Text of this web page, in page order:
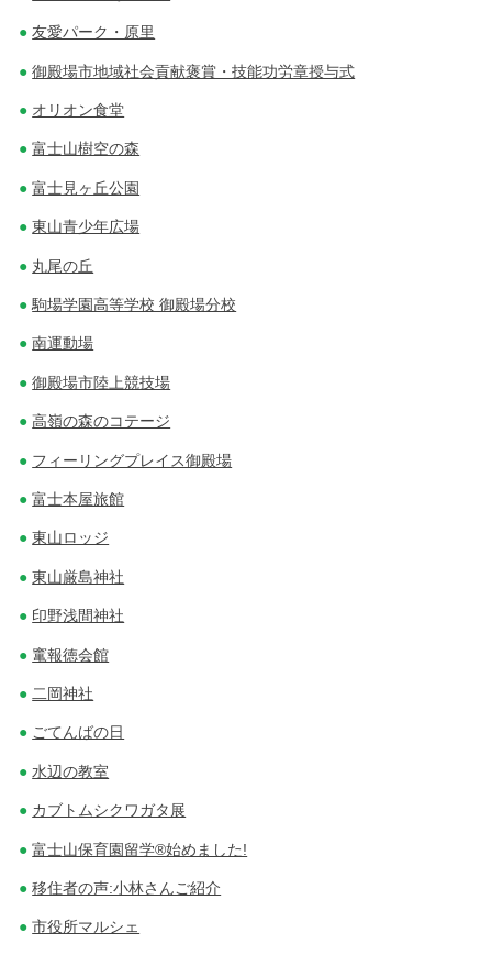
友愛パーク・原里
御殿場市地域社会貢献褒賞・技能功労章授与式
オリオン食堂
富士山樹空の森
富士見ヶ丘公園
東山青少年広場
丸尾の丘
駒場学園高等学校 御殿場分校
南運動場
御殿場市陸上競技場
高嶺の森のコテージ
フィーリングプレイス御殿場
富士本屋旅館
東山ロッジ
東山厳島神社
印野浅間神社
竃報徳会館
二岡神社
ごてんばの日
水辺の教室
カブトムシクワガタ展
富士山保育園留学®始めました!
移住者の声:小林さんご紹介
市役所マルシェ